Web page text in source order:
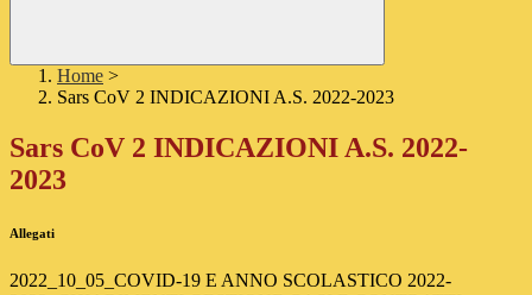
Home >
Sars CoV 2 INDICAZIONI A.S. 2022-2023
Sars CoV 2 INDICAZIONI A.S. 2022-
2023
Allegati
2022_10_05_COVID-19 E ANNO SCOLASTICO 2022-